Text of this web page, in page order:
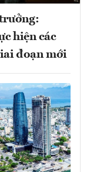
hiện các
đoạn mới